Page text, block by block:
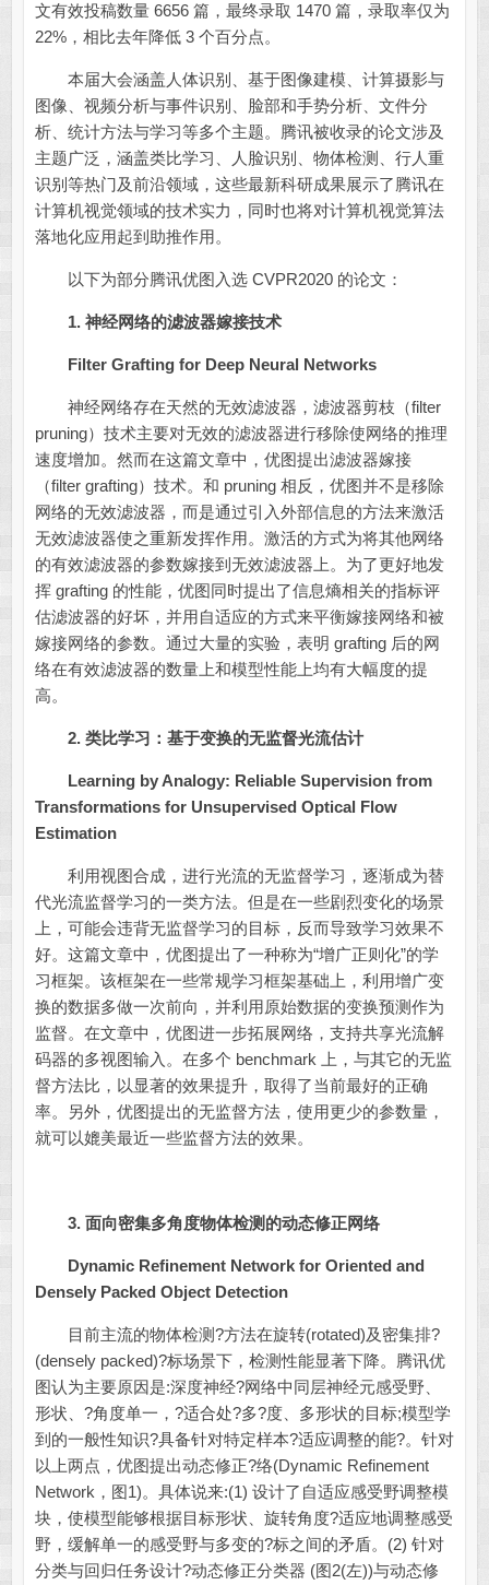
文有效投稿数量 6656 篇，最终录取 1470 篇，录取率仅为
22%，相比去年降低 3 个百分点。
本届大会涵盖人体识别、基于图像建模、计算摄影与
图像、视频分析与事件识别、脸部和手势分析、文件分
析、统计方法与学习等多个主题。腾讯被收录的论文涉及
主题广泛，涵盖类比学习、人脸识别、物体检测、行人重
识别等热门及前沿领域，这些最新科研成果展示了腾讯在
计算机视觉领域的技术实力，同时也将对计算机视觉算法
落地化应用起到助推作用。
以下为部分腾讯优图入选 CVPR2020 的论文：
1. 神经网络的滤波器嫁接技术
Filter Grafting for Deep Neural Networks
神经网络存在天然的无效滤波器，滤波器剪枝（filter
pruning）技术主要对无效的滤波器进行移除使网络的推理
速度增加。然而在这篇文章中，优图提出滤波器嫁接
（filter grafting）技术。和 pruning 相反，优图并不是移除
网络的无效滤波器，而是通过引入外部信息的方法来激活
无效滤波器使之重新发挥作用。激活的方式为将其他网络
的有效滤波器的参数嫁接到无效滤波器上。为了更好地发
挥 grafting 的性能，优图同时提出了信息熵相关的指标评
估滤波器的好坏，并用自适应的方式来平衡嫁接网络和被
嫁接网络的参数。通过大量的实验，表明 grafting 后的网
络在有效滤波器的数量上和模型性能上均有大幅度的提
高。
2. 类比学习：基于变换的无监督光流估计
Learning by Analogy: Reliable Supervision from
Transformations for Unsupervised Optical Flow
Estimation
利用视图合成，进行光流的无监督学习，逐渐成为替
代光流监督学习的一类方法。但是在一些剧烈变化的场景
上，可能会违背无监督学习的目标，反而导致学习效果不
好。这篇文章中，优图提出了一种称为“增广正则化”的学
习框架。该框架在一些常规学习框架基础上，利用增广变
换的数据多做一次前向，并利用原始数据的变换预测作为
监督。在文章中，优图进一步拓展网络，支持共享光流解
码器的多视图输入。在多个 benchmark 上，与其它的无监
督方法比，以显著的效果提升，取得了当前最好的正确
率。另外，优图提出的无监督方法，使用更少的参数量，
就可以媲美最近一些监督方法的效果。
3. 面向密集多角度物体检测的动态修正网络
Dynamic Refinement Network for Oriented and
Densely Packed Object Detection
目前主流的物体检测?方法在旋转(rotated)及密集排?
(densely packed)?标场景下，检测性能显著下降。腾讯优
图认为主要原因是:深度神经?网络中同层神经元感受野、
形状、?角度单一，?适合处?多?度、多形状的目标;模型学
到的一般性知识?具备针对特定样本?适应调整的能?。针对
以上两点，优图提出动态修正?络(Dynamic Refinement
Network，图1)。具体说来:(1) 设计了自适应感受野调整模
块，使模型能够根据目标形状、旋转角度?适应地调整感受
野，缓解单一的感受野与多变的?标之间的矛盾。(2) 针对
分类与回归任务设计?动态修正分类器 (图2(左))与动态修